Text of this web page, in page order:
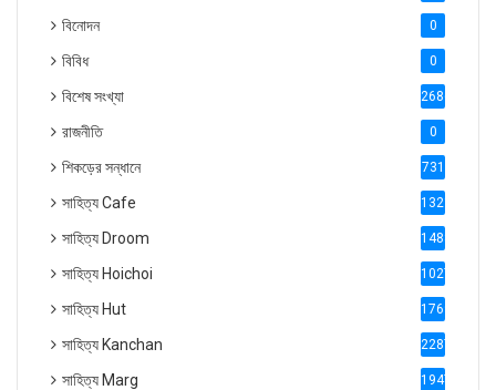
বিনোদন 0
বিবিধ 0
বিশেষ সংখ্যা 2686
রাজনীতি 0
শিকড়ের সন্ধানে 731
সাহিত্য Cafe 1321
সাহিত্য Droom 1488
সাহিত্য Hoichoi 1027
সাহিত্য Hut 1769
সাহিত্য Kanchan 2287
সাহিত্য Marg 1947